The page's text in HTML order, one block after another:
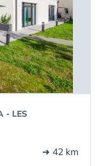
- LES
➔ 42 km